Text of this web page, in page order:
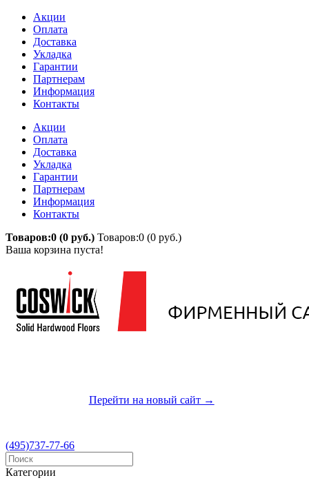
Акции
Оплата
Доставка
Укладка
Гарантии
Партнерам
Информация
Контакты
Акции
Оплата
Доставка
Укладка
Гарантии
Партнерам
Информация
Контакты
Товаров:0 (0 руб.) Товаров:0 (0 руб.)
Ваша корзина пуста!
Перейти на новый сайт →
(495)737-77-66
Категории